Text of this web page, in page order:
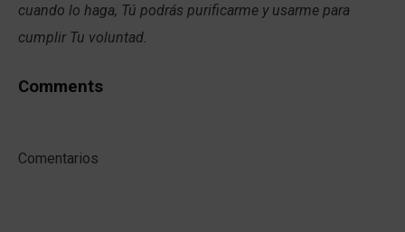
cuando lo haga, Tú podrás purificarme y usarme para
cumplir Tu voluntad.
Comments
Comentarios